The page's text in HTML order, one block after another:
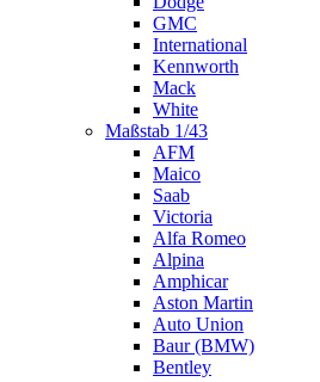
GMC
International
Kennworth
Mack
White
Maßstab 1/43
AFM
Maico
Saab
Victoria
Alfa Romeo
Alpina
Amphicar
Aston Martin
Auto Union
Baur (BMW)
Bentley